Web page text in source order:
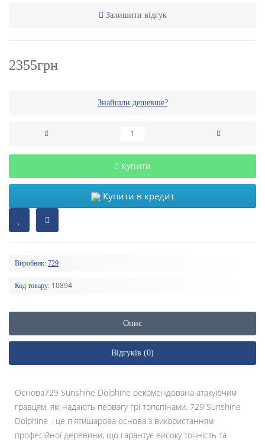
Залишити відгук
2355грн
Знайшли дешевше?
Купити
Купити в кредит
Виробник: 729
Код товару: 10894
Опис
Відгуків (0)
Основа729 Sunshine Dolphine рекомендована атакуючим
гравцям, які надають первагу грі топспінами. 729 Sunshine
Dolphine - це п'ятишарова основа з використанням
професійної деревини, що гарантує високу точність та